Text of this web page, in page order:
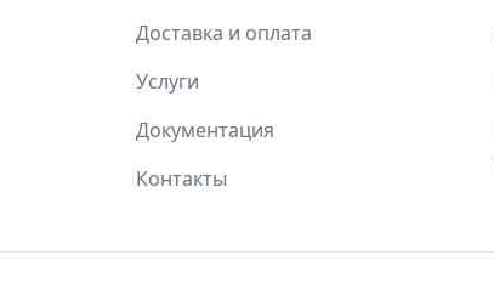
Доставка и оплата
Услуги
Документация
Контакты